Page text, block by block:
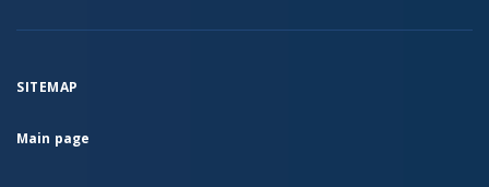
SITEMAP
Main page